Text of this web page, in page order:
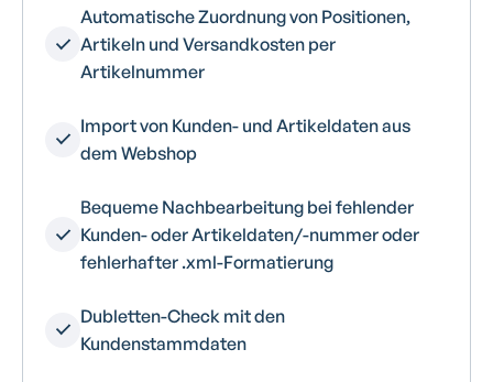
Automatische Zuordnung von Positionen,
Artikeln und Versandkosten per
Artikelnummer
Import von Kunden- und Artikeldaten aus
dem Webshop
Bequeme Nachbearbeitung bei fehlender
Kunden- oder Artikeldaten/-nummer oder
fehlerhafter .xml-Formatierung
Dubletten-Check mit den
Kundenstammdaten